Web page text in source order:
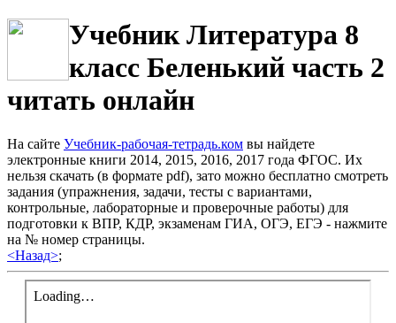
Учебник Литература 8
класс Беленький часть 2
читать онлайн
На сайте Учебник-рабочая-тетрадь.ком вы найдете
электронные книги 2014, 2015, 2016, 2017 года ФГОС. Их
нельзя скачать (в формате pdf), зато можно бесплатно смотреть
задания (упражнения, задачи, тесты с вариантами,
контрольные, лабораторные и проверочные работы) для
подготовки к ВПР, КДР, экзаменам ГИА, ОГЭ, ЕГЭ - нажмите
на № номер страницы.
<Назад>;